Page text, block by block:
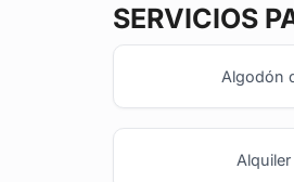
SERVICIOS
Algodón